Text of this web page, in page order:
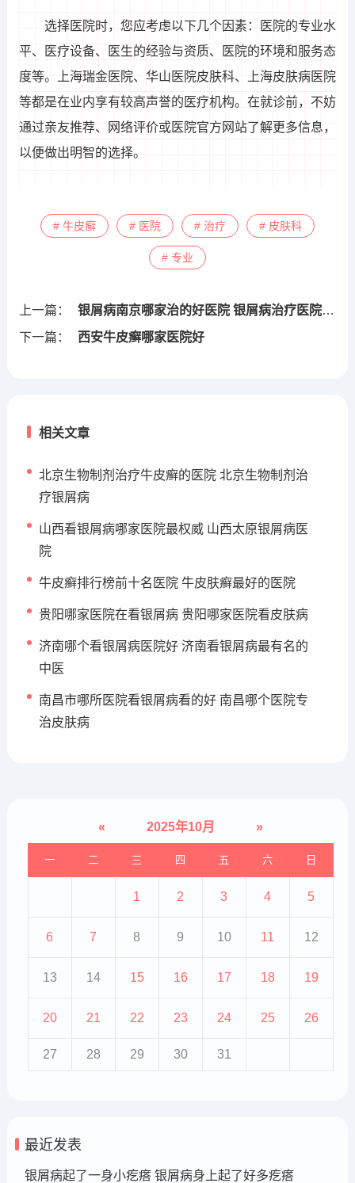
选择医院时，您应考虑以下几个因素：医院的专业水
平、医疗设备、医生的经验与资质、医院的环境和服务态
度等。上海瑞金医院、华山医院皮肤科、上海皮肤病医院
等都是在业内享有较高声誉的医疗机构。在就诊前，不妨
通过亲友推荐、网络评价或医院官方网站了解更多信息，
以便做出明智的选择。
# 牛皮癣 # 医院 # 治疗 # 皮肤科
# 专业
上一篇：
银屑病南京哪家治的好医院 银屑病治疗医院南京哪里好
下一篇：
西安牛皮癣哪家医院好
相关文章
北京生物制剂治疗牛皮癣的医院 北京生物制剂治
疗银屑病
山西看银屑病哪家医院最权威 山西太原银屑病医
院
牛皮癣排行榜前十名医院 牛皮肤癣最好的医院
贵阳哪家医院在看银屑病 贵阳哪家医院看皮肤病
济南哪个看银屑病医院好 济南看银屑病最有名的
中医
南昌市哪所医院看银屑病看的好 南昌哪个医院专
治皮肤病
« 2025年10月 »
一 二 三 四 五 六 日
1 2 3 4 5
6 7 8 9 10 11 12
13 14 15 16 17 18 19
20 21 22 23 24 25 26
27 28 29 30 31
最近发表
银屑病起了一身小疙瘩 银屑病身上起了好多疙瘩